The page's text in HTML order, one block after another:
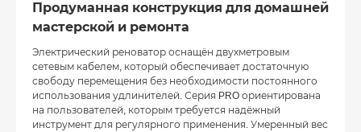
Продуманная конструкция для домашней
мастерской и ремонта
Электрический реноватор оснащён двухметровым
сетевым кабелем, который обеспечивает достаточную
свободу перемещения без необходимости постоянного
использования удлинителей. Серия PRO ориентирована
на пользователей, которым требуется надёжный
инструмент для регулярного применения. Умеренный вес